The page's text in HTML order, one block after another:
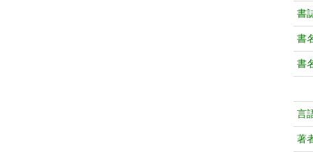
書
書
書
言
著